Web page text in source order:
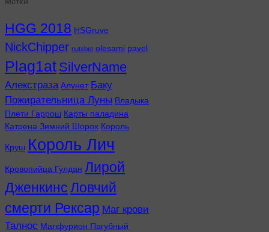
HGG 2018 HSGruve
NickChipper nutsbet olesami pavel
Plag1at SilverName
Алекстраза Алунет Баку
Пожирательница Луны Владыка
Плети Гаррош Карты паладина
Катрена Зимний Шорох Король
Круш Король Лич
Кровопийца Гулдан Лирой
ДженкинсЛовчий
смерти Рексар Маг крови
Талнос Малфурион Пагубный